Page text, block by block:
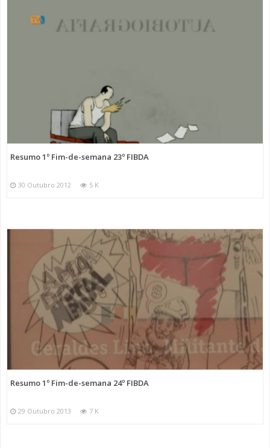
Resumo 1º Fim-de-semana 23º FIBDA
30 Outubro 2012 5 K
Resumo 1º Fim-de-semana 24º FIBDA
29 Outubro 2013 7 K